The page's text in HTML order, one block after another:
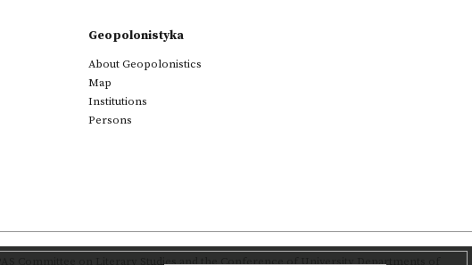
Geopolonistyka
About Geopolonistics
Map
Institutions
Persons
PAS Committee on Literary Studiesand the Conference of University Departments of